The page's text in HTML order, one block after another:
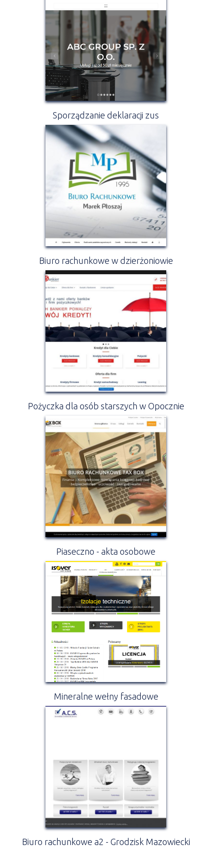
Sporządzanie deklaracji zus
Biuro rachunkowe w dzierżoniowie
Pożyczka dla osób starszych w Opocznie
Piaseczno - akta osobowe
Mineralne wełny fasadowe
Biuro rachunkowe a2 - Grodzisk Mazowiecki